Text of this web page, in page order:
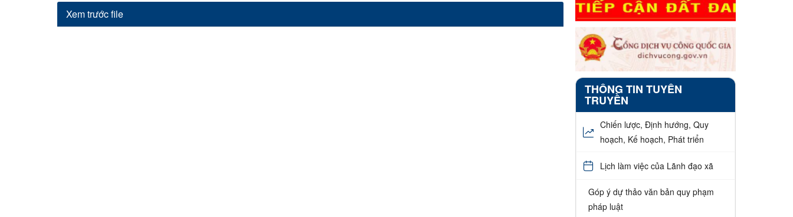
Xem trước file
THÔNG TIN TUYÊN
TRUYỀN
Chiến lược, Định hướng, Quy
hoạch, Kế hoạch, Phát triển
Lịch làm việc của Lãnh đạo xã
Góp ý dự thảo văn bản quy phạm
pháp luật